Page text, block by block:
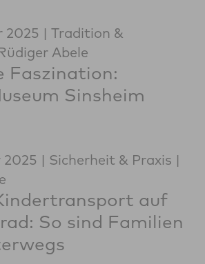
2025
Tradition &
Abele
Faszination:
Sinsheim
2025
Sicherheit & Praxis
auf
So sind Familien